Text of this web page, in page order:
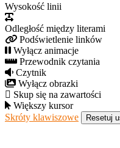
Wysokość linii
Odległość między literami
Podświetlenie linków
Wyłącz animacje
Przewodnik czytania
Czytnik
Wyłącz obrazki
Skup się na zawartości
Większy kursor
Skróty klawiszowe
Resetuj